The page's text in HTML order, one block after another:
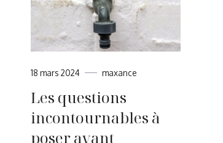
18 mars 2024 maxance
Les questions
incontournables à
poser avant